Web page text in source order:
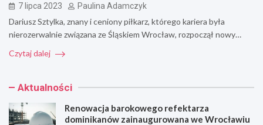
7 lipca 2023 Paulina Adamczyk
Dariusz Sztylka, znany i ceniony piłkarz, którego kariera była
nierozerwalnie związana ze Śląskiem Wrocław, rozpoczął nowy…
Czytaj dalej
Aktualności
Renowacja barokowego refektarza
dominikanów zainaugurowana we Wrocławiu